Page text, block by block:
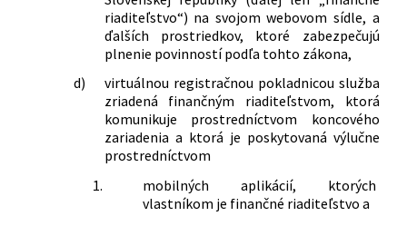
úveroch a o iných úveroch a pôžičkách
pre spotrebiteľov a o zmene a doplnení
niektorých zákonov v znení neskorších
predpisov a ktorým sa menia a
dopĺňajú niektoré zákony
130/2015 Z. z.
Zákon, ktorým sa mení a dopĺňa zákon
č. 431/2002 Z. z. o účtovníctve v znení
neskorších predpisov a ktorým sa
menia a dopĺňajú niektoré zákony
359/2015 Z. z.
Zákon o automatickej výmene
informácií o finančných účtoch na účely
riaditeľstvo“) na svojom webovom sídle, a
ďalších prostriedkov, ktoré zabezpečujú
plnenie povinností podľa tohto zákona,
d)
virtuálnou registračnou pokladnicou služba
zriadená finančným riaditeľstvom, ktorá
komunikuje prostredníctvom koncového
zariadenia a ktorá je poskytovaná výlučne
prostredníctvom
1.
mobilných aplikácií, ktorých
vlastníkom je finančné riaditeľstvo a